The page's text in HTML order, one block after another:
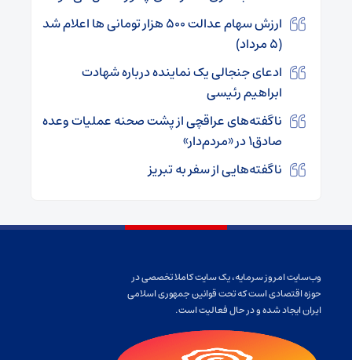
ارزش سهام عدالت ۵۰۰ هزار تومانی ها اعلام شد
(۵ مرداد)
ادعای جنجالی یک نماینده درباره شهادت
ابراهیم رئیسی
ناگفته‌های عراقچی از پشت صحنه عملیات وعده
صادق۱ در «مردم‌دار»
ناگفته‌هایی از سفر به تبریز
وب‌سایت امروز سرمایه، یک سایت کاملا تخصصی در
حوزه اقتصادی است که تحت قوانین جمهوری اسلامی
ایران ایجاد شده و در حال فعالیت است.